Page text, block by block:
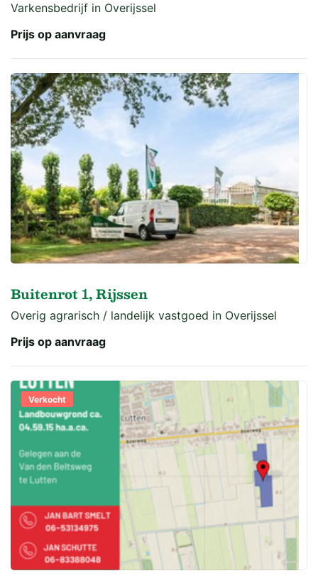
Varkensbedrijf in Overijssel
Prijs op aanvraag
Buitenrot 1, Rijssen
Overig agrarisch / landelijk vastgoed in Overijssel
Prijs op aanvraag
Verkocht